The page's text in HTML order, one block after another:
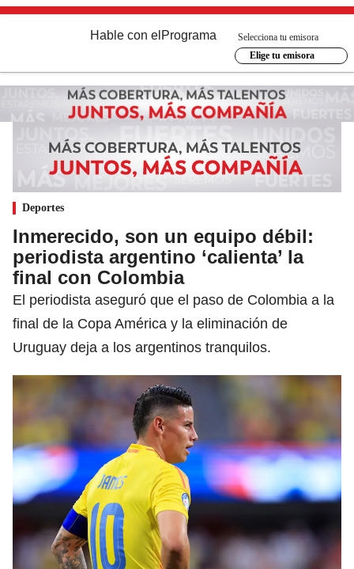
Hable con el Programa
Selecciona tu emisora
Elige tu emisora
Deportes
Inmerecido, son un equipo débil:
periodista argentino ‘calienta’ la
final con Colombia
El periodista aseguró que el paso de Colombia a la
final de la Copa América y la eliminación de
Uruguay deja a los argentinos tranquilos.